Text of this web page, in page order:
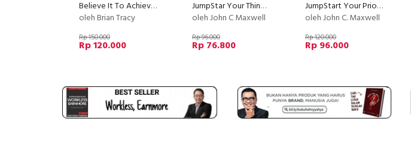
Believe It To Achieve It
oleh Brian Tracy
Rp 150.000
Rp 120.000
JumpStar Your Thinking (Hard Cover)
oleh John C Maxwell
Rp 96.000
Rp 76.800
JumpStart Your Priorities (HC)
oleh John C. Maxwell
Rp 120.000
Rp 96.000